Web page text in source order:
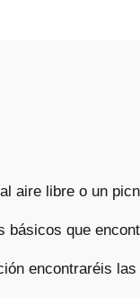
aire libre o un
básicos que
encontraréis